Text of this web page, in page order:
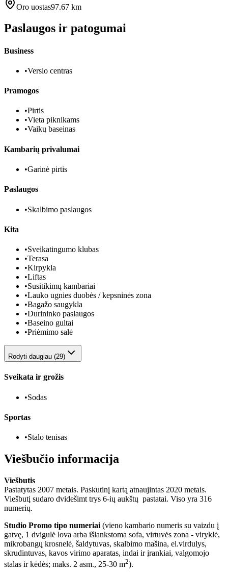
Oro uostas97.67 km
Paslaugos ir patogumai
Business
•Verslo centras
Pramogos
•Pirtis
•Vieta piknikams
•Vaikų baseinas
Kambarių privalumai
•Garinė pirtis
Paslaugos
•Skalbimo paslaugos
Kita
•Sveikatingumo klubas
•Terasa
•Kirpykla
•Liftas
•Susitikimų kambariai
•Lauko ugnies duobės / kepsninės zona
•Bagažo saugykla
•Durininko paslaugos
•Baseino gultai
•Priėmimo salė
Rodyti daugiau (29)
Sveikata ir grožis
•Sodas
Sportas
•Stalo tenisas
Viešbučio informacija
Viešbutis
Pastatytas 2007 metais. Paskutinį kartą atnaujintas 2020 metais.
Viešbutį sudaro dvidešimt trys 6-ių aukštų pastatai. Viso yra 316
numerių.
Studio Promo tipo numeriai (vieno kambario numeris su vaizdu į
gatvę, 1 dvigulė lova arba išlankstoma sofa, virtuvės zona - viryklė,
mikrobangų krosnelė, šaldytuvas, skalbimo mašina, el.virdulys,
skrudintuvas, kavos virimo aparatas, indai ir įrankiai, valgomojo
stalas ir kėdės; maks. 2 asm., 25-30 m2).